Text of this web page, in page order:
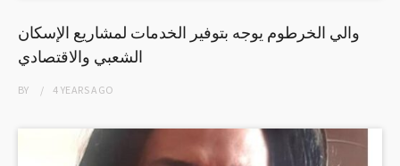
والي الخرطوم يوجه بتوفير الخدمات لمشاريع الإسكان
الشعبي والاقتصادي
BY 4 YEARSAGO